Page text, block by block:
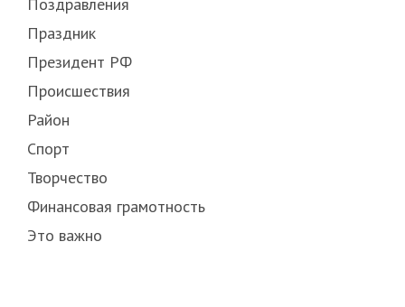
Поздравления
Праздник
Президент РФ
Происшествия
Район
Спорт
Творчество
Финансовая грамотность
Это важно